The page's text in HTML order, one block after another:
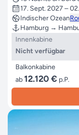
17. Sept. 2027 –
Indischer Ozean
Hamburg →
Innenkabine
Nicht verfügbar
Balkonkabine
ab12.120 € p.P.